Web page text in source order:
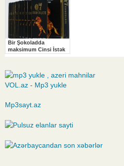
VOL.az - Mp3 yukle
Mp3sayt.az